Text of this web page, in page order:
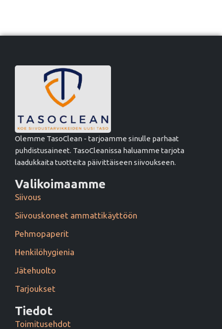
Olemme TasoClean - tarjoamme sinulle parhaat
puhdistusaineet. TasoCleanissa haluamme tarjota
laadukkaita tuotteita päivittäiseen siivoukseen.
Valikoimaamme
Siivous
Siivouskoneet ammattikäyttöön
Pehmopaperit
Henkilöhygienia
Jätehuolto
Tarjoukset
Tiedot
Toimitusehdot